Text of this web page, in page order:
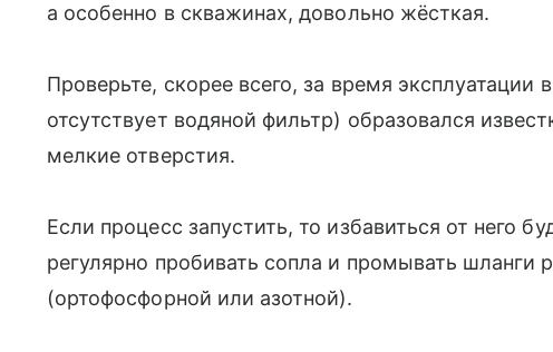
а особенно в скважинах, довольно жёсткая.
Проверьте, скорее всего, за время эксплуа­тации
отсутствует водяной фильтр) образовался
мелкие отверстия.
Если процесс запустить, то избавиться от него
регулярно пробивать сопла и промывать шланги
(ортофосфорной или азотной).